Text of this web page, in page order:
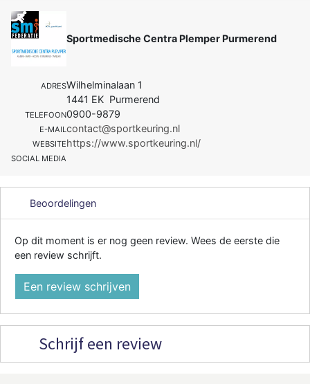
Sportmedische Centra Plemper Purmerend
ADRESWilhelminalaan 1
1441 EK Purmerend
TELEFOON0900-9879
E-MAILcontact@sportkeuring.nl
WEBSITEhttps://www.sportkeuring.nl/
SOCIAL MEDIA
Beoordelingen
Op dit moment is er nog geen review. Wees de eerste die
een review schrijft.
Een review schrijven
Schrijf een review